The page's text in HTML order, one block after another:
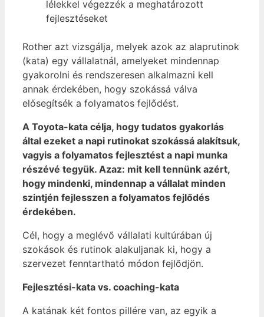
lélekkel végezzék a meghatározott
fejlesztéseket
Rother azt vizsgálja, melyek azok az alaprutinok
(kata) egy vállalatnál, amelyeket mindennap
gyakorolni és rendszeresen alkalmazni kell
annak érdekében, hogy szokássá válva
elősegítsék a folyamatos fejlődést.
A Toyota-kata célja, hogy tudatos gyakorlás
által ezeket a napi rutinokat szokássá alakítsuk,
vagyis a folyamatos fejlesztést a napi munka
részévé tegyük. Azaz: mit kell tennünk azért,
hogy mindenki, mindennap a vállalat minden
szintjén fejlesszen a folyamatos fejlődés
érdekében.
Cél, hogy a meglévő vállalati kultúrában új
szokások és rutinok alakuljanak ki, hogy a
szervezet fenntartható módon fejlődjön.
Fejlesztési-kata vs. coaching-kata
A katának két fontos pillére van, az egyik a